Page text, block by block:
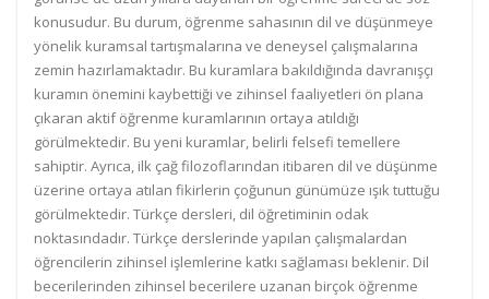
konusudur. Bu durum, öğrenme sahasının dil ve düşünmeye
yönelik kuramsal tartışmalarına ve deneysel çalışmalarına
zemin hazırlamaktadır. Bu kuramlara bakıldığında davranışçı
kuramın önemini kaybettiği ve zihinsel faaliyetleri ön plana
çıkaran aktif öğrenme kuramlarının ortaya atıldığı
görülmektedir. Bu yeni kuramlar, belirli felsefi temellere
sahiptir. Ayrıca, ilk çağ filozoflarından itibaren dil ve düşünme
üzerine ortaya atılan fikirlerin çoğunun günümüze ışık tuttuğu
görülmektedir. Türkçe dersleri, dil öğretiminin odak
noktasındadır. Türkçe derslerinde yapılan çalışmalardan
öğrencilerin zihinsel işlemlerine katkı sağlaması beklenir. Dil
becerilerinden zihinsel becerilere uzanan birçok öğrenme